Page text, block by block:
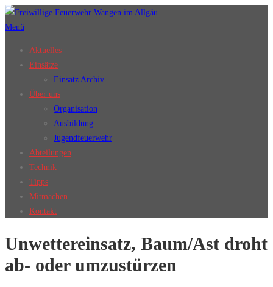
Zum
Inhalt
Menü
Aktuelles
Einsätze
Einsatz Archiv
Über uns
Organisation
Ausbildung
Jugendfeuerwehr
Abteilungen
Technik
Tipps
Mitmachen
Kontakt
Unwettereinsatz, Baum/Ast droht
ab- oder umzustürzen